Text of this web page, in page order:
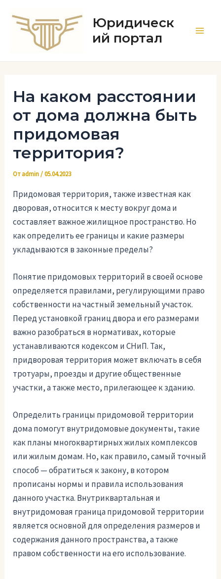
содержимому
Юридическ
ий портал
На каком расстоянии
от дома должна быть
придомовая
территория?
Отadmin/05.04.2023
Придомовая территория, также известная как
дворовая, относится к месту вокруг дома и
составляет важное жилищное пространство. Но
как определить ее границы и какие размеры
укладываются в законные пределы?
Понятие придомовых территорий в своей основе
определяется правилами, регулирующими право
собственности на частный земельный участок.
Перед установкой границ двора и его размерами
важно разобраться в нормативах, которые
устанавливаются кодексом и СНиП. Так,
придворовая территория может включать в себя
тротуары, проезды и другие общественные
участки, а также место, прилегающее к зданию.
Определить границы придомовой территории
дома помогут внутридомовые документы, такие
как планы многоквартирных жилых комплексов
или жилым домам. Но, как правило, самый точный
способ — обратиться к закону, в котором
прописаны нормы и правила использования
данного участка. Внутриквартальная и
внутридомовая граница придомовой территории
является основной для определения размеров и
содержания данного пространства, а также
правом собственности на его использование.